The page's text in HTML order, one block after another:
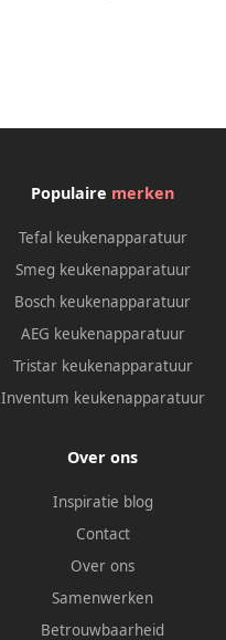
Populaire merken
Tefal keukenapparatuur
Smeg keukenapparatuur
Bosch keukenapparatuur
AEG keukenapparatuur
Tristar keukenapparatuur
Inventum keukenapparatuur
Over ons
Inspiratie blog
Contact
Over ons
Samenwerken
Betrouwbaarheid